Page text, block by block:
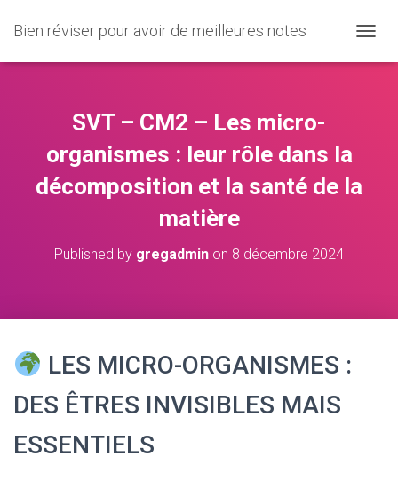
Bien réviser pour avoir de meilleures notes
U
SVT – CM2 – Les micro-
organismes : leur rôle dans la
décomposition et la santé de la
matière
Published by gregadmin on 8 décembre 2024
LES MICRO-ORGANISMES :
DES ÊTRES INVISIBLES MAIS
ESSENTIELS